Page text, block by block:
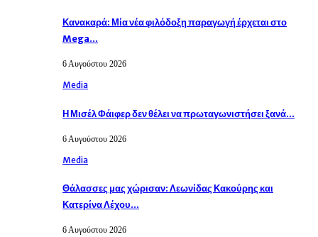
Κανακαρά: Μία νέα φιλόδοξη παραγωγή έρχεται στο
Mega…
6 Αυγούστου 2026
Media
Η Μισέλ Φάιφερ δεν θέλει να πρωταγωνιστήσει ξανά…
6 Αυγούστου 2026
Media
Θάλασσες μας χώρισαν: Λεωνίδας Κακούρης και
Κατερίνα Λέχου…
6 Αυγούστου 2026